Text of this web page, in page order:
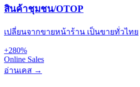
สินค้าชุมชน/OTOP
เปลี่ยนจากขายหน้าร้าน เป็นขายทั่วไทย
+280%
Online Sales
อ่านเคส →